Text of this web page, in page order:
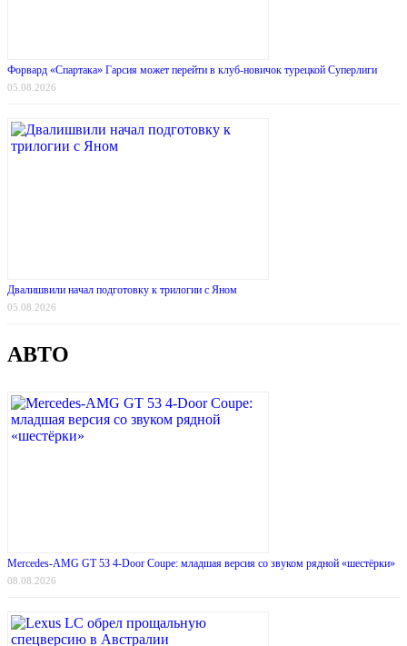
Форвард «Спартака» Гарсия может перейти в клуб-новичок турецкой Суперлиги
05.08.2026
Двалишвили начал подготовку к трилогии с Яном
05.08.2026
АВТО
Mercedes-AMG GT 53 4-Door Coupe: младшая версия со звуком рядной «шестёрки»
08.08.2026